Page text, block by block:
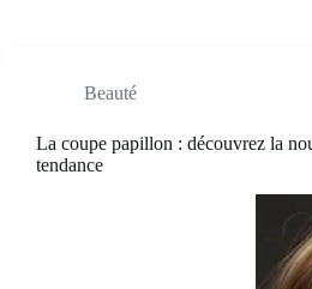
Beauté
La coupe papillon : découvrez la
tendance